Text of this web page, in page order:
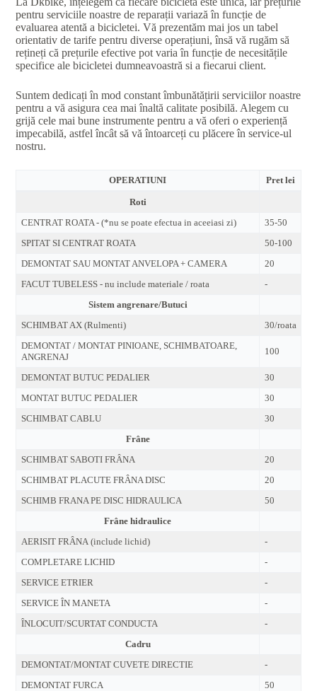
pentru serviciile noastre de reparații variază în funcție de
evaluarea atentă a bicicletei. Vă prezentăm mai jos un tabel
orientativ de tarife pentru diverse operațiuni, însă vă rugăm să
rețineți că prețurile efective pot varia în funcție de necesitățile
specifice ale bicicletei dumneavoastră si a fiecarui client.
Suntem dedicați în mod constant îmbunătățirii serviciilor noastre
pentru a vă asigura cea mai înaltă calitate posibilă. Alegem cu
grijă cele mai bune instrumente pentru a vă oferi o experiență
impecabilă, astfel încât să vă întoarceți cu plăcere în service-ul
nostru.
OPERATIUNI Pret lei
Roti
CENTRAT ROATA - (*nu se poate efectua in aceeiasi zi)
35-50
SPITAT SI CENTRAT ROATA
50-100
DEMONTAT SAU MONTAT ANVELOPA + CAMERA
20
FACUT TUBELESS - nu include materiale / roata
-
Sistem angrenare/Butuci
SCHIMBAT AX (Rulmenti)
30/roata
DEMONTAT / MONTAT PINIOANE, SCHIMBATOARE,
ANGRENAJ
100
DEMONTAT BUTUC PEDALIER
30
MONTAT BUTUC PEDALIER
30
SCHIMBAT CABLU
30
Frâne
SCHIMBAT SABOTI FRÂNA
20
SCHIMBAT PLACUTE FRÂNA DISC
20
SCHIMB FRANA PE DISC HIDRAULICA
50
Frâne hidraulice
AERISIT FRÂNA (include lichid)
-
COMPLETARE LICHID
-
SERVICE ETRIER
-
SERVICE ÎN MANETA
-
ÎNLOCUIT/SCURTAT CONDUCTA
-
Cadru
DEMONTAT/MONTAT CUVETE DIRECTIE
-
DEMONTAT FURCA
50